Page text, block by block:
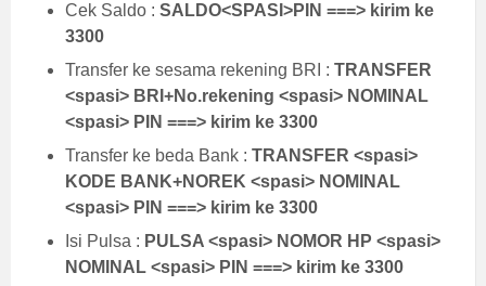
Cek Saldo : SALDO<SPASI>PIN ===> kirim ke
3300
Transfer ke sesama rekening BRI : TRANSFER
<spasi> BRI+No.rekening <spasi> NOMINAL
<spasi> PIN ===> kirim ke 3300
Transfer ke beda Bank : TRANSFER <spasi>
KODE BANK+NOREK <spasi> NOMINAL
<spasi> PIN ===> kirim ke 3300
Isi Pulsa : PULSA <spasi> NOMOR HP <spasi>
NOMINAL <spasi> PIN ===> kirim ke 3300